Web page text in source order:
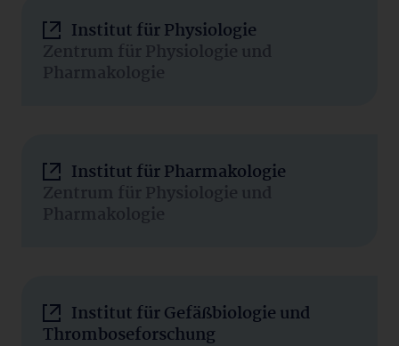
Institut für Physiologie
Zentrum für Physiologie und
Pharmakologie
Institut für Pharmakologie
Zentrum für Physiologie und
Pharmakologie
Institut für Gefäßbiologie und
Thromboseforschung